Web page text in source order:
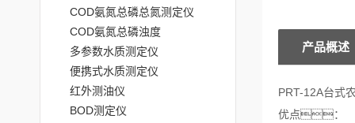
COD氨氮总磷总氮测定仪
COD氨氮总磷浊度
多参数水质测定仪
便携式水质测定仪
红外测油仪
BOD测定仪
产品概述
PRT-12A台式
优点：